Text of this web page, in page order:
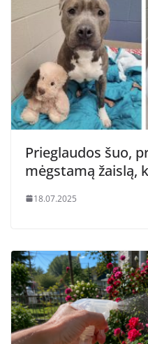
Prieglaudos šuo,
mėgstamą žaislą,
18.07.2025